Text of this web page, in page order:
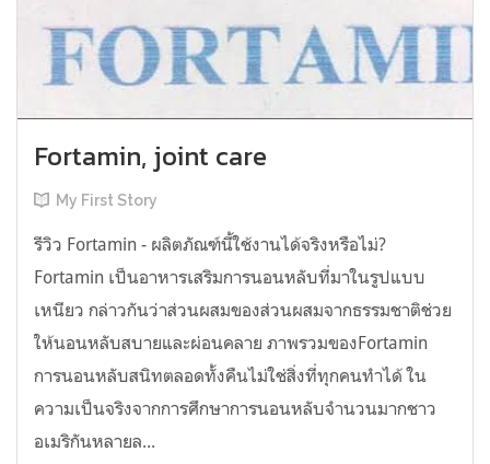
Fortamin, joint care
My First Story
รีวิว Fortamin - ผลิตภัณฑ์นี้ใช้งานได้จริงหรือไม่?
Fortamin เป็นอาหารเสริมการนอนหลับที่มาในรูปแบบ
เหนียว กล่าวกันว่าส่วนผสมของส่วนผสมจากธรรมชาติช่วย
ให้นอนหลับสบายและผ่อนคลาย ภาพรวมของFortamin
การนอนหลับสนิทตลอดทั้งคืนไม่ใช่สิ่งที่ทุกคนทำได้ ใน
ความเป็นจริงจากการศึกษาการนอนหลับจำนวนมากชาว
อเมริกันหลายล...